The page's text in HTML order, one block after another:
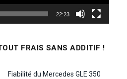
22:23
FRAIS SANS ADDITIF !
Fiabilité du Mercedes GLE 350